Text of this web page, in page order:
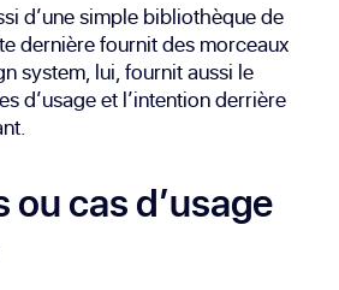
d’une simple bibliothèque de
dernière fournit des morceaux
system, lui, fournit aussi le
d’usage et l’intention derrière
ou cas d’usage